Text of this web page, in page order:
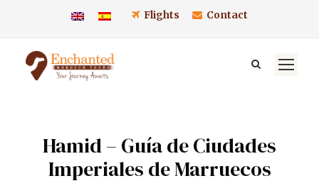
Flights Contact
Hamid – Guía de Ciudades
Imperiales de Marruecos